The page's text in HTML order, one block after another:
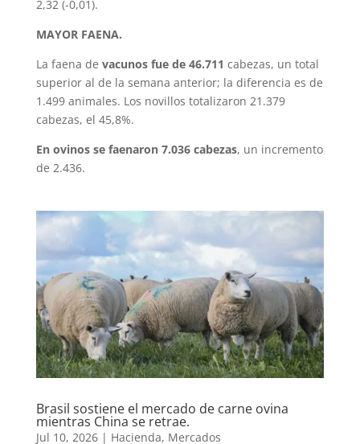
2,32 (-0,01).
MAYOR FAENA.
La faena de vacunos fue de 46.711 cabezas, un total
superior al de la semana anterior; la diferencia es de
1.499 animales. Los novillos totalizaron 21.379
cabezas, el 45,8%.
En ovinos se faenaron 7.036 cabezas, un incremento
de 2.436.
Brasil sostiene el mercado de carne ovina
mientras China se retrae.
Jul 10, 2026| Hacienda, Mercados